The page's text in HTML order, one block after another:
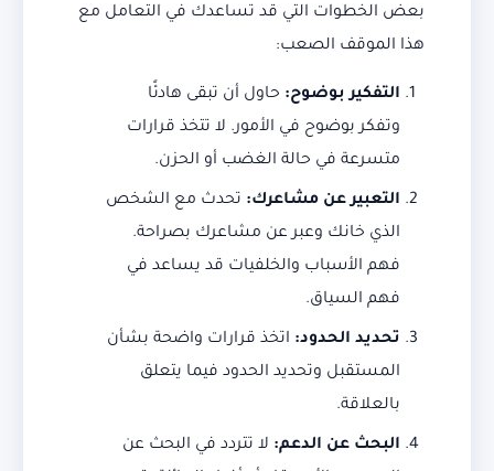
بعض الخطوات التي قد تساعدك في التعامل مع
هذا الموقف الصعب:
التفكير بوضوح: حاول أن تبقى هادئًا
وتفكر بوضوح في الأمور. لا تتخذ قرارات
متسرعة في حالة الغضب أو الحزن.
التعبير عن مشاعرك: تحدث مع الشخص
الذي خانك وعبر عن مشاعرك بصراحة.
فهم الأسباب والخلفيات قد يساعد في
فهم السياق.
تحديد الحدود: اتخذ قرارات واضحة بشأن
المستقبل وتحديد الحدود فيما يتعلق
بالعلاقة.
البحث عن الدعم: لا تتردد في البحث عن